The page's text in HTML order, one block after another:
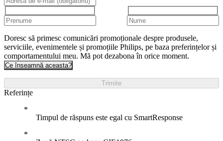
Doresc să primesc comunicări promoționale despre produsele,
serviciile, evenimentele și promoțiile Philips, pe baza preferințelor și
comportamentului meu. Mă pot dezabona în orice moment.
Ce înseamnă aceasta?
Trimite
Referințe
Timpul de răspuns este egal cu SmartResponse